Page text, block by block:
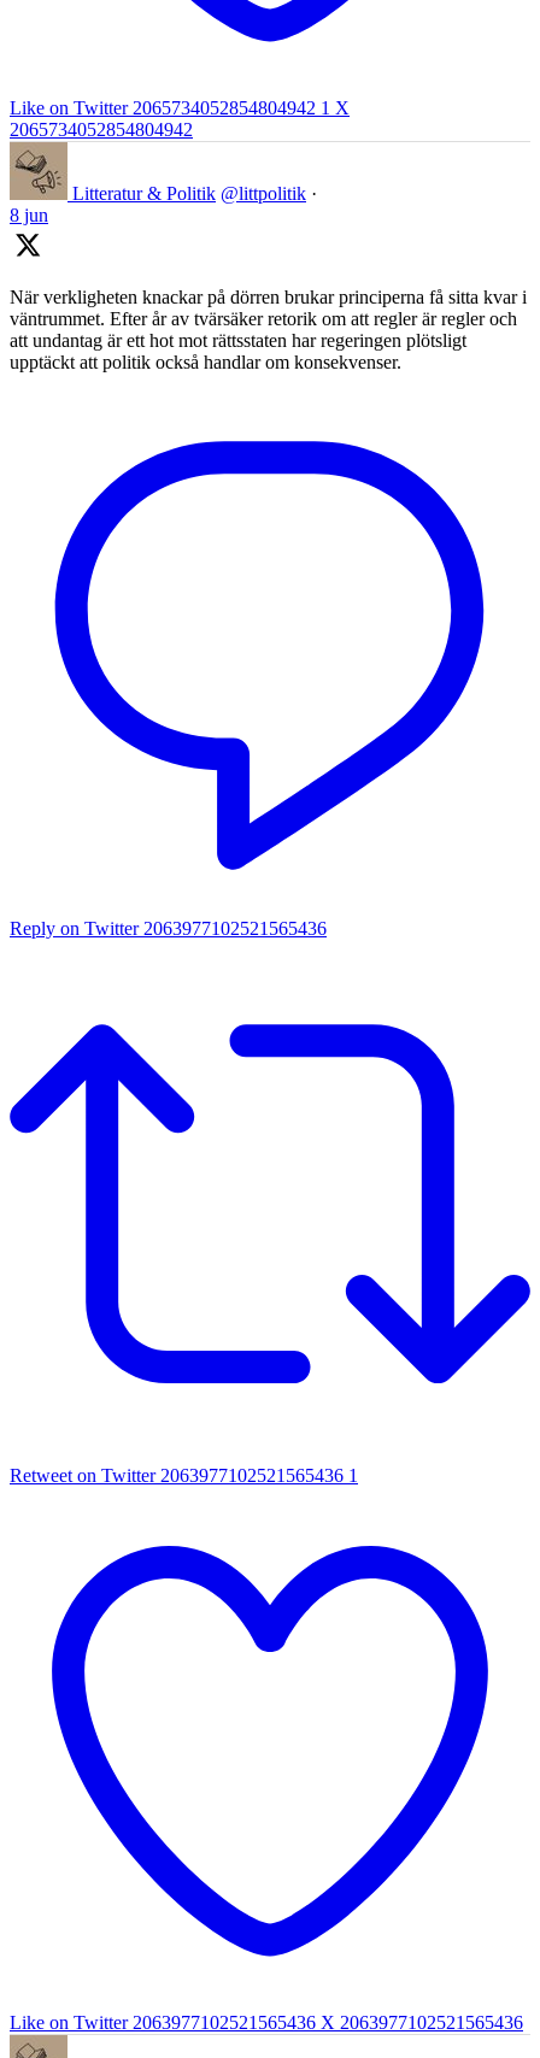
Like on Twitter 2065734052854804942 1 X
2065734052854804942
Litteratur & Politik @littpolitik ·
8 jun
När verkligheten knackar på dörren brukar principerna få sitta kvar i
väntrummet. Efter år av tvärsäker retorik om att regler är regler och
att undantag är ett hot mot rättsstaten har regeringen plötsligt
upptäckt att politik också handlar om konsekvenser.
Reply on Twitter 2063977102521565436
Retweet on Twitter 2063977102521565436 1
Like on Twitter 2063977102521565436 X 2063977102521565436